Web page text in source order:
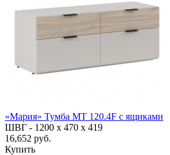
«Мария» Тумба МТ 120.4F с ящиками
ШВГ - 1200 х 470 х 419
16,652 руб.
Купить